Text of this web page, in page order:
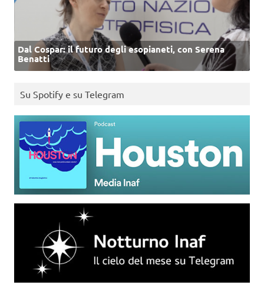
Dal Cospar: il futuro degli esopianeti, con Serena
Benatti
Su Spotify e su Telegram